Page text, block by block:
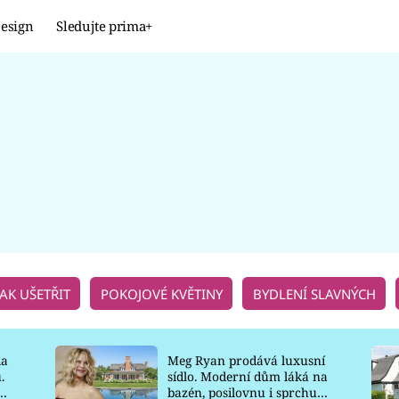
Sledujte prima+
UŠETŘIT POKOJOVÉ KVĚTINY BYDLENÍ SLAVNÝCH
Meg Ryan prodává luxusní
sídlo. Moderní dům láká na
bazén, posilovnu i sprchu